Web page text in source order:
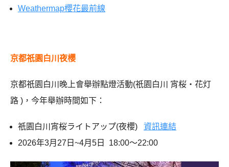
Weathermap櫻花最前線
京都祇園白川夜櫻
京都祇園白川晚上會舉辦點燈活動(祇園白川 宵桜・花灯
路 )，今年舉辦時間如下：
祇園白川宵桜ライトアップ(夜櫻) 資訊連結
2026年3月27日~4月5日 18:00～22:00